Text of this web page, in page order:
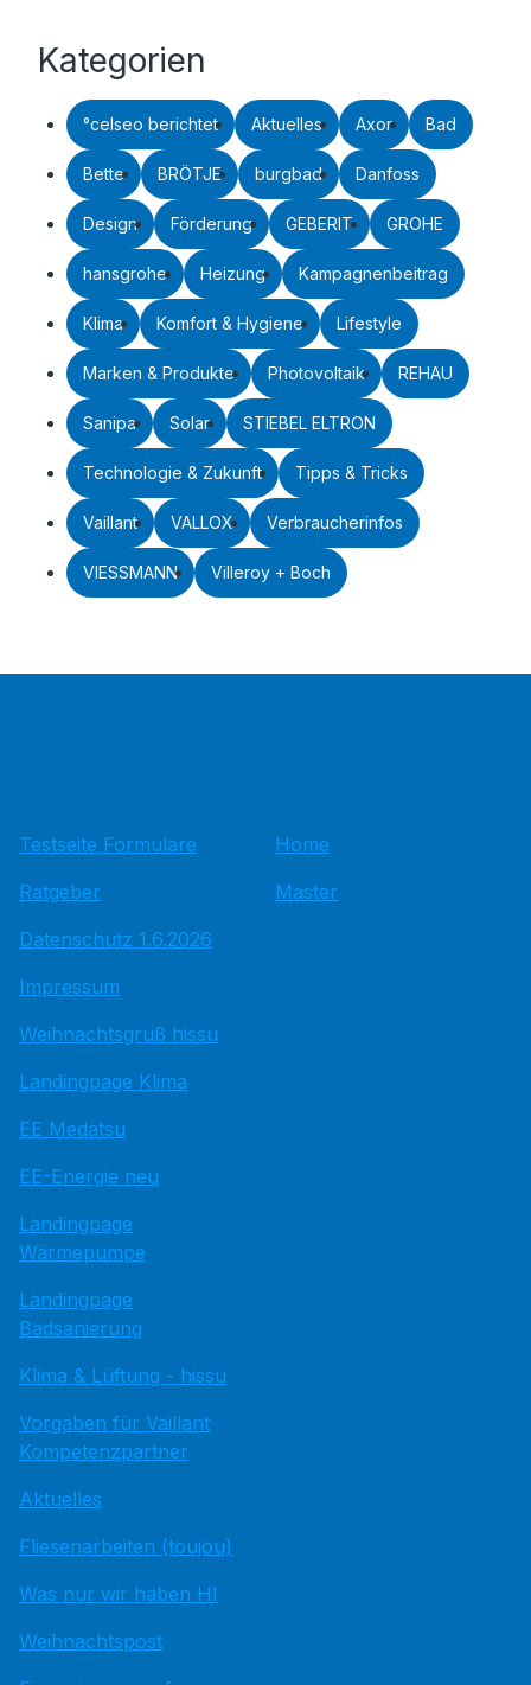
Kategorien
°celseo berichtet Aktuelles Axor Bad
Bette BRÖTJE burgbad Danfoss
Design Förderung GEBERIT GROHE
hansgrohe Heizung Kampagnenbeitrag
Klima Komfort & Hygiene Lifestyle
Marken & Produkte Photovoltaik REHAU
Sanipa Solar STIEBEL ELTRON
Technologie & Zukunft Tipps & Tricks
Vaillant VALLOX Verbraucherinfos
VIESSMANN Villeroy + Boch
Testseite Formulare
Ratgeber
Datenschutz 1.6.2026
Impressum
Weihnachtsgruß hissu
Landingpage Klima
EE Medatsu
EE-Energie neu
Landingpage
Wärmepumpe
Landingpage
Badsanierung
Klima & Lüftung - hissu
Vorgaben für Vaillant
Kompetenzpartner
Aktuelles
Fliesenarbeiten (toujou)
Was nur wir haben HI
Weihnachtspost
Home
Master